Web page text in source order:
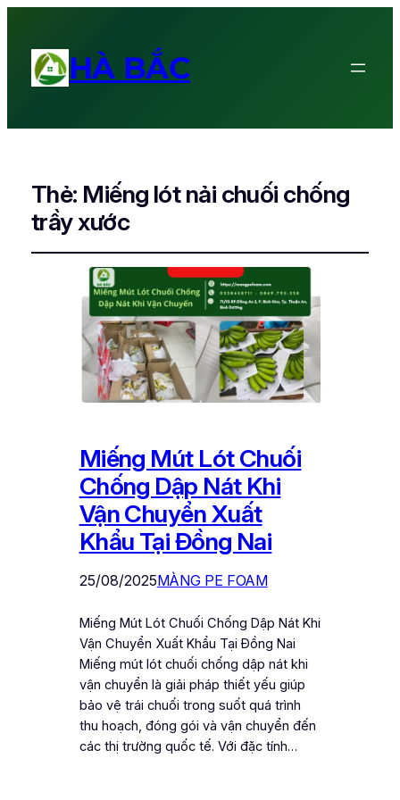
HÀ BẮC
Thẻ: Miếng lót nải chuối chống
trầy xước
Miếng Mút Lót Chuối
Chống Dập Nát Khi
Vận Chuyển Xuất
Khẩu Tại Đồng Nai
25/08/2025MÀNG PE FOAM
Miếng Mút Lót Chuối Chống Dập Nát Khi
Vận Chuyển Xuất Khẩu Tại Đồng Nai
Miếng mút lót chuối chống dập nát khi
vận chuyển là giải pháp thiết yếu giúp
bảo vệ trái chuối trong suốt quá trình
thu hoạch, đóng gói và vận chuyển đến
các thị trường quốc tế. Với đặc tính…